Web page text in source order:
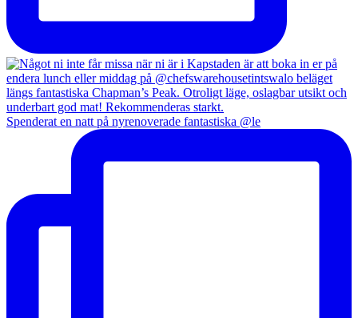
Spenderat en natt på nyrenoverade fantastiska @le